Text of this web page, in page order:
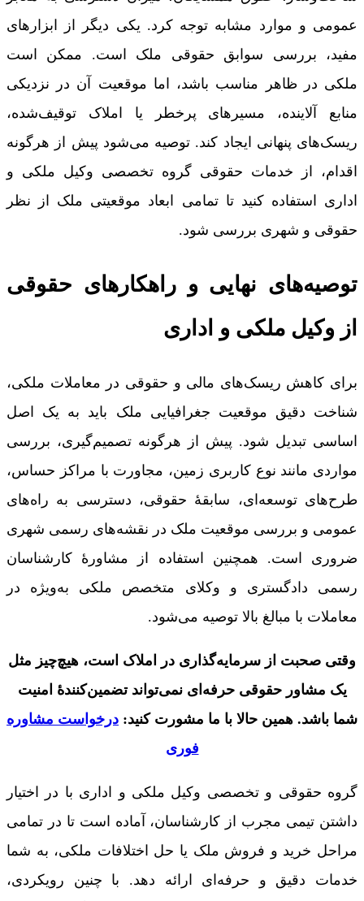
عمومی و موارد مشابه توجه کرد. یکی دیگر از ابزارهای
مفید، بررسی سوابق حقوقی ملک است. ممکن است
ملکی در ظاهر مناسب باشد، اما موقعیت آن در نزدیکی
منابع آلاینده، مسیرهای پرخطر یا املاک توقیف‌شده،
ریسک‌های پنهانی ایجاد کند. توصیه می‌شود پیش از هرگونه
اقدام، از خدمات حقوقی گروه تخصصی وکیل ملکی و
اداری استفاده کنید تا تمامی ابعاد موقعیتی ملک از نظر
حقوقی و شهری بررسی شود.
توصیه‌های نهایی و راهکارهای حقوقی
از وکیل ملکی و اداری
برای کاهش ریسک‌های مالی و حقوقی در معاملات ملکی،
شناخت دقیق موقعیت جغرافیایی ملک باید به یک اصل
اساسی تبدیل شود. پیش از هرگونه تصمیم‌گیری، بررسی
مواردی مانند نوع کاربری زمین، مجاورت با مراکز حساس،
طرح‌های توسعه‌ای، سابقۀ حقوقی، دسترسی به راه‌های
عمومی و بررسی موقعیت ملک در نقشه‌های رسمی شهری
ضروری است. همچنین استفاده از مشاورۀ کارشناسان
رسمی دادگستری و وکلای متخصص ملکی به‌ویژه در
معاملات با مبالغ بالا توصیه می‌شود.
وقتی صحبت از سرمایه‌گذاری در املاک است، هیچ‌چیز مثل
یک مشاور حقوقی حرفه‌ای نمی‌تواند تضمین‌کنندۀ امنیت
شما باشد. همین حالا با ما مشورت کنید: درخواست مشاوره
فوری
گروه حقوقی و تخصصی وکیل ملکی و اداری با در اختیار
داشتن تیمی مجرب از کارشناسان، آماده است تا در تمامی
مراحل خرید و فروش ملک یا حل اختلافات ملکی، به شما
خدمات دقیق و حرفه‌ای ارائه دهد. با چنین رویکردی،